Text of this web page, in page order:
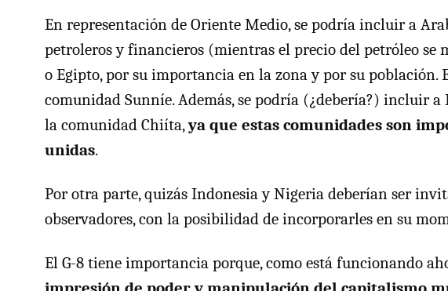
En representación de Oriente Medio, se podría incluir a
petroleros y financieros (mientras el precio del petróleo se
o Egipto, por su importancia en la zona y por su población.
comunidad Sunníe. Además, se podría (¿debería?) incluir
la comunidad Chiíta,ya que estas comunidades son
unidas.
Por otra parte, quizás Indonesia y Nigeria deberían ser
observadores, con la posibilidad de incorporarles en su
El G-8 tiene importancia porque, como está funcionando